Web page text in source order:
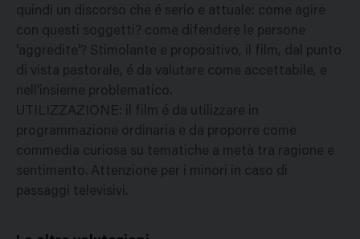
quindi un discorso che é serio e attuale: come agire
con questi soggetti? come difendere le persone
'aggredite'? Stimolante e propositivo, il film, dal punto
di vista pastorale, é da valutare come accettabile, e
nell'insieme problematico.
UTILIZZAZIONE: il film é da utilizzare in
programmazione ordinaria e da proporre come
commedia curiosa su tematiche a metà tra ragione e
sentimento. Attenzione per i minori in caso di
passaggi televisivi.